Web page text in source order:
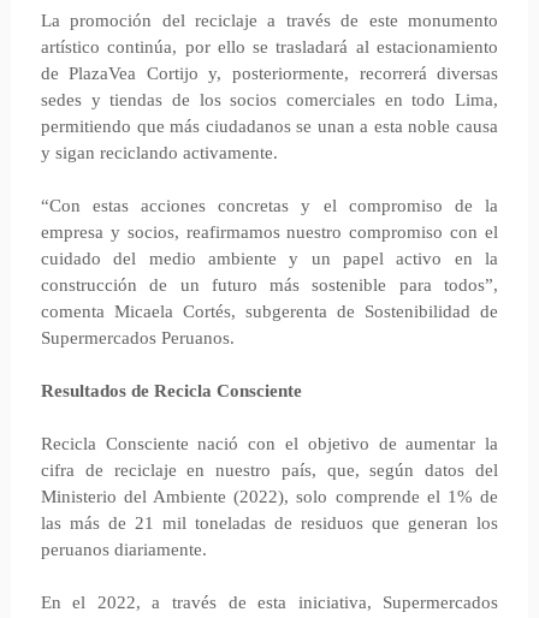
La promoción del reciclaje a través de este monumento
artístico continúa, por ello se trasladará al estacionamiento
de PlazaVea Cortijo y, posteriormente, recorrerá diversas
sedes y tiendas de los socios comerciales en todo Lima,
permitiendo que más ciudadanos se unan a esta noble causa
y sigan reciclando activamente.
“Con estas acciones concretas y el compromiso de la
empresa y socios, reafirmamos nuestro compromiso con el
cuidado del medio ambiente y un papel activo en la
construcción de un futuro más sostenible para todos”,
comenta Micaela Cortés, subgerenta de Sostenibilidad de
Supermercados Peruanos.
Resultados de Recicla Consciente
Recicla Consciente nació con el objetivo de aumentar la
cifra de reciclaje en nuestro país, que, según datos del
Ministerio del Ambiente (2022), solo comprende el 1% de
las más de 21 mil toneladas de residuos que generan los
peruanos diariamente.
En el 2022, a través de esta iniciativa, Supermercados